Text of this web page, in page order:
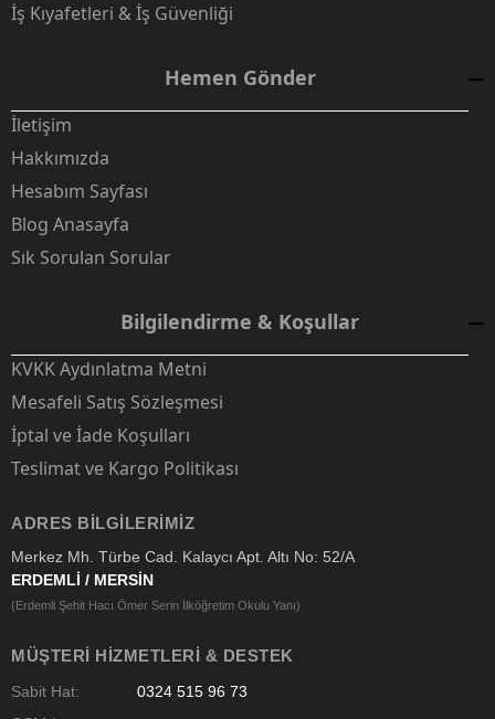
İş Kıyafetleri & İş Güvenliği
Hemen Gönder
İletişim
Hakkımızda
Hesabım Sayfası
Blog Anasayfa
Sık Sorulan Sorular
Bilgilendirme & Koşullar
KVKK Aydınlatma Metni
Mesafeli Satış Sözleşmesi
İptal ve İade Koşulları
Teslimat ve Kargo Politikası
ADRES BILGILERIMIZ
Merkez Mh. Türbe Cad. Kalaycı Apt. Altı No: 52/A
ERDEMLİ / MERSİN
(Erdemli Şehit Hacı Ömer Serin İlköğretim Okulu Yanı)
MÜŞTERI HIZMETLERI & DESTEK
Sabit Hat:
0324 515 96 73